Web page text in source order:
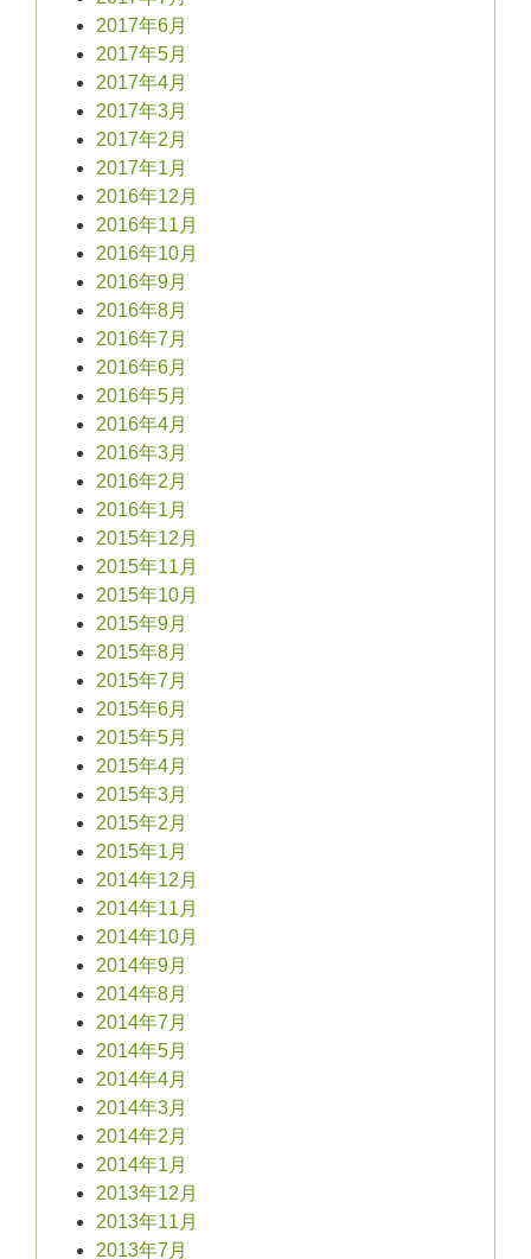
2017年6月
2017年5月
2017年4月
2017年3月
2017年2月
2017年1月
2016年12月
2016年11月
2016年10月
2016年9月
2016年8月
2016年7月
2016年6月
2016年5月
2016年4月
2016年3月
2016年2月
2016年1月
2015年12月
2015年11月
2015年10月
2015年9月
2015年8月
2015年7月
2015年6月
2015年5月
2015年4月
2015年3月
2015年2月
2015年1月
2014年12月
2014年11月
2014年10月
2014年9月
2014年8月
2014年7月
2014年5月
2014年4月
2014年3月
2014年2月
2014年1月
2013年12月
2013年11月
2013年7月